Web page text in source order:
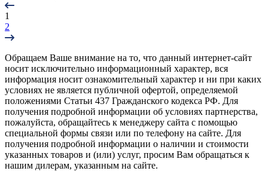
1
2
Обращаем Ваше внимание на то, что данный интернет-сайт
носит исключительно информационный характер, вся
информация носит ознакомительный характер и ни при каких
условиях не является публичной офертой, определяемой
положениями Статьи 437 Гражданского кодекса РФ. Для
получения подробной информации об условиях партнерства,
пожалуйста, обращайтесь к менеджеру сайта с помощью
специальной формы связи или по телефону на сайте. Для
получения подробной информации о наличии и стоимости
указанных товаров и (или) услуг, просим Вам обращаться к
нашим дилерам, указанным на сайте.